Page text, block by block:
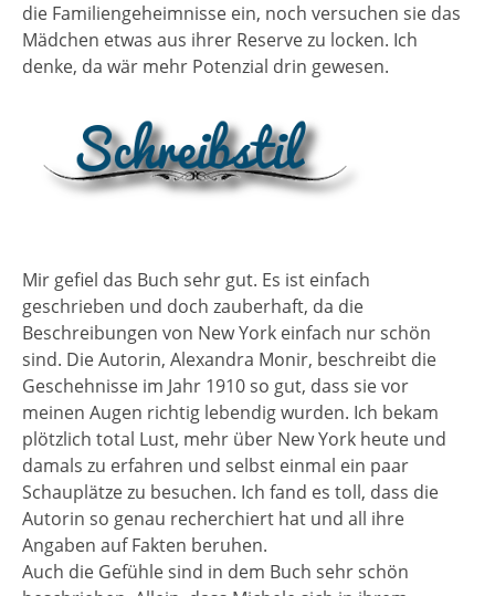
die Familiengeheimnisse ein, noch versuchen sie das
Mädchen etwas aus ihrer Reserve zu locken. Ich
denke, da wär mehr Potenzial drin gewesen.
Mir gefiel das Buch sehr gut. Es ist einfach
geschrieben und doch zauberhaft, da die
Beschreibungen von New York einfach nur schön
sind. Die Autorin, Alexandra Monir, beschreibt die
Geschehnisse im Jahr 1910 so gut, dass sie vor
meinen Augen richtig lebendig wurden. Ich bekam
plötzlich total Lust, mehr über New York heute und
damals zu erfahren und selbst einmal ein paar
Schauplätze zu besuchen. Ich fand es toll, dass die
Autorin so genau recherchiert hat und all ihre
Angaben auf Fakten beruhen.
Auch die Gefühle sind in dem Buch sehr schön